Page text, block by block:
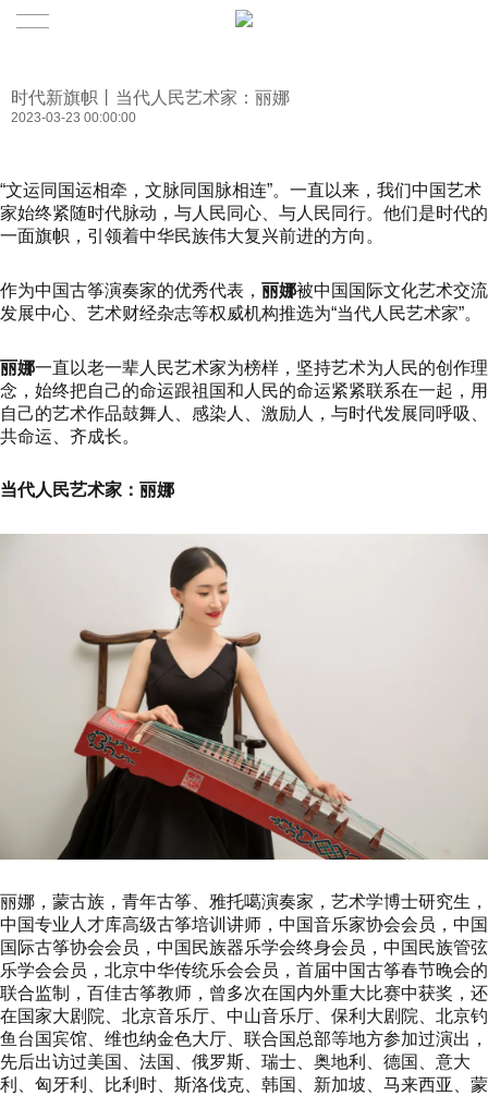
时代新旗帜丨当代人民艺术家：丽娜
2023-03-23 00:00:00
“文运同国运相牵，文脉同国脉相连”。一直以来，我们中国艺术
家始终紧随时代脉动，与人民同心、与人民同行。他们是时代的
一面旗帜，引领着中华民族伟大复兴前进的方向。
作为中国古筝演奏家的优秀代表， 丽娜被中国国际文化艺术交流
发展中心、艺术财经杂志等权威机构推选为“当代人民艺术家”。
丽娜一直以老一辈人民艺术家为榜样，坚持艺术为人民的创作理
念，始终把自己的命运跟祖国和人民的命运紧紧联系在一起，用
自己的艺术作品鼓舞人、感染人、激励人，与时代发展同呼吸、
共命运、齐成长。
当代人民艺术家：丽娜
丽娜，蒙古族，青年古筝、雅托噶演奏家，艺术学博士研究生，
中国专业人才库高级古筝培训讲师，中国音乐家协会会员，中国
国际古筝协会会员，中国民族器乐学会终身会员，中国民族管弦
乐学会会员，北京中华传统乐会会员，首届中国古筝春节晚会的
联合监制，百佳古筝教师，曾多次在国内外重大比赛中获奖，还
在国家大剧院、北京音乐厅、中山音乐厅、保利大剧院、北京钓
鱼台国宾馆、维也纳金色大厅、联合国总部等地方参加过演出，
先后出访过美国、法国、俄罗斯、瑞士、奥地利、德国、意大
利、匈牙利、比利时、斯洛伐克、韩国、新加坡、马来西亚、蒙